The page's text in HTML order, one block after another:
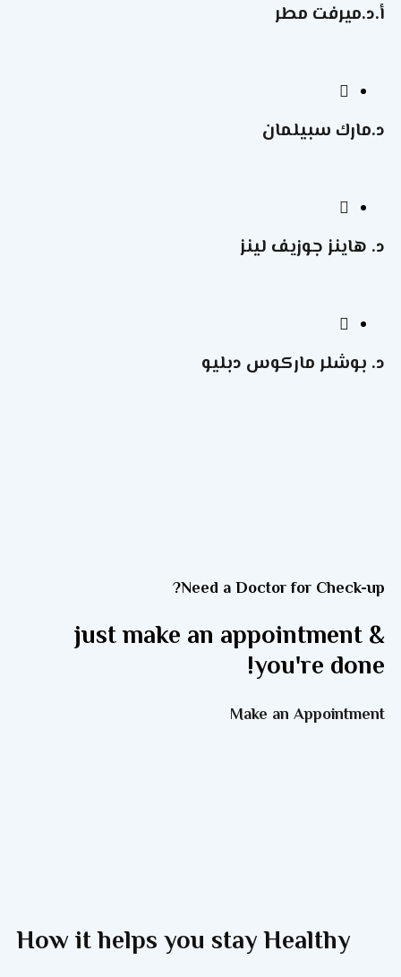
أ.د.ميرفت مطر
د.مارك سبيلمان
د. هاينز جوزيف لينز
د. بوشلر ماركوس دبليو
Need a Doctor for Check-up?
just make an appointment &
you're done!
Make an Appointment
How it helps you stay Healthy